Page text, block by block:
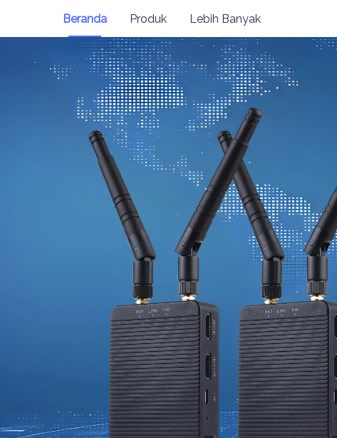
Beranda Produk Lebih Banyak